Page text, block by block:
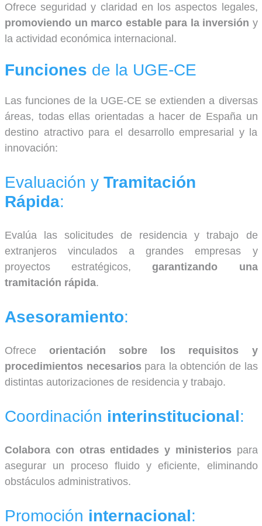
Ofrece seguridad y claridad en los aspectos legales,
promoviendo un marco estable para la inversión y
la actividad económica internacional.
Funciones de la UGE-CE
Las funciones de la UGE-CE se extienden a diversas
áreas, todas ellas orientadas a hacer de España un
destino atractivo para el desarrollo empresarial y la
innovación:
Evaluación y Tramitación
Rápida:
Evalúa las solicitudes de residencia y trabajo de
extranjeros vinculados a grandes empresas y
proyectos estratégicos,garantizando una
tramitación rápida.
Asesoramiento:
Ofreceorientación sobre los requisitos y
procedimientos necesarios para la obtención de las
distintas autorizaciones de residencia y trabajo.
Coordinación interinstitucional:
Colabora con otras entidades y ministerios para
asegurar un proceso fluido y eficiente, eliminando
obstáculos administrativos.
Promoción internacional: